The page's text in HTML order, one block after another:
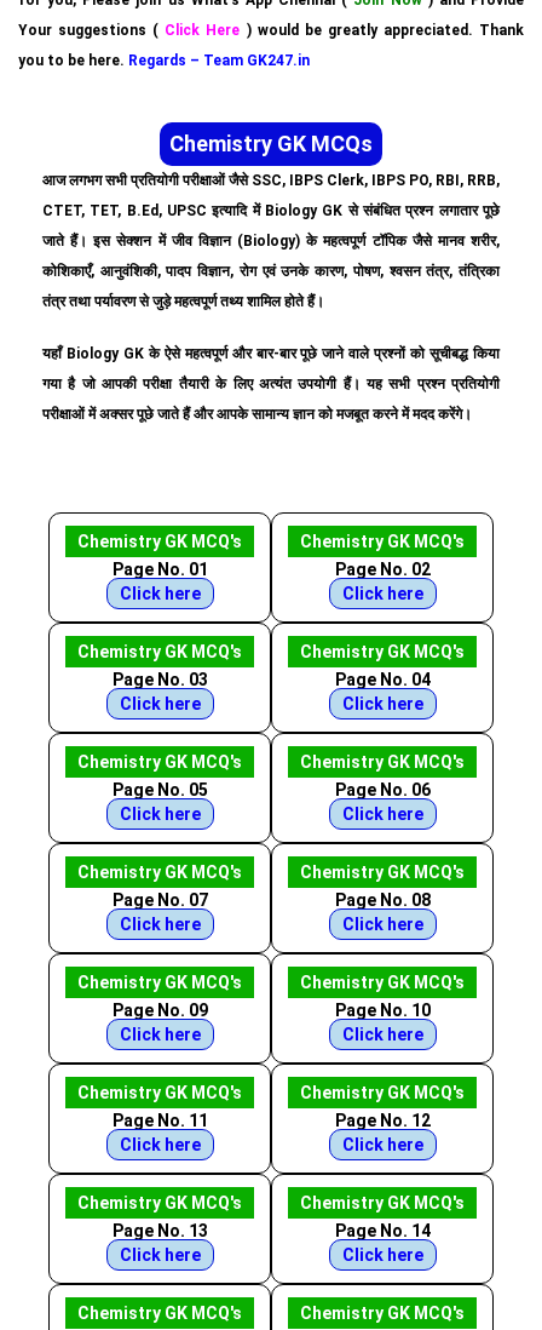
Your suggestions ( Click Here ) would be greatly appreciated. Thank
you to be here. Regards – Team GK247.in
Chemistry GK MCQs
आज लगभग सभी प्रतियोगी परीक्षाओं जैसे SSC, IBPS Clerk, IBPS PO, RBI, RRB,
CTET, TET, B.Ed, UPSC इत्यादि में Biology GK से संबंधित प्रश्न लगातार पूछे
जाते हैं। इस सेक्शन में जीव विज्ञान (Biology) के महत्वपूर्ण टॉपिक जैसे मानव शरीर,
कोशिकाएँ, आनुवंशिकी, पादप विज्ञान, रोग एवं उनके कारण, पोषण, श्वसन तंत्र, तंत्रिका
तंत्र तथा पर्यावरण से जुड़े महत्वपूर्ण तथ्य शामिल होते हैं।
यहाँ Biology GK के ऐसे महत्वपूर्ण और बार-बार पूछे जाने वाले प्रश्नों को सूचीबद्ध किया
गया है जो आपकी परीक्षा तैयारी के लिए अत्यंत उपयोगी हैं। यह सभी प्रश्न प्रतियोगी
परीक्षाओं में अक्सर पूछे जाते हैं और आपके सामान्य ज्ञान को मजबूत करने में मदद करेंगे।
Chemistry GK MCQ's
Page No. 01
Click here
Chemistry GK MCQ's
Page No. 02
Click here
Chemistry GK MCQ's
Page No. 03
Click here
Chemistry GK MCQ's
Page No. 04
Click here
Chemistry GK MCQ's
Page No. 05
Click here
Chemistry GK MCQ's
Page No. 06
Click here
Chemistry GK MCQ's
Page No. 07
Click here
Chemistry GK MCQ's
Page No. 08
Click here
Chemistry GK MCQ's
Page No. 09
Click here
Chemistry GK MCQ's
Page No. 10
Click here
Chemistry GK MCQ's
Page No. 11
Click here
Chemistry GK MCQ's
Page No. 12
Click here
Chemistry GK MCQ's
Page No. 13
Click here
Chemistry GK MCQ's
Page No. 14
Click here
Chemistry GK MCQ's
Chemistry GK MCQ's